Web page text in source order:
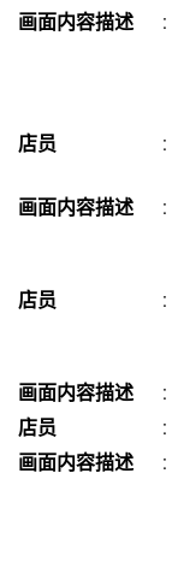
画面内容描述
:
店员
:
画面内容描述
:
店员
:
画面内容描述
:
店员
:
画面内容描述
: